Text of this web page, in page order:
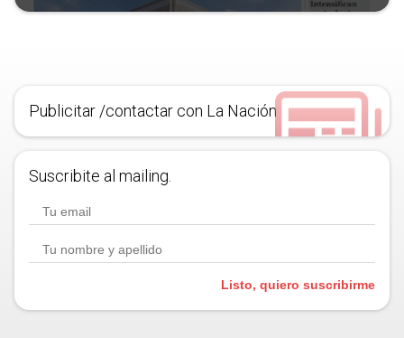
Publicitar /contactar con La Nación
Suscribite al mailing.
Listo, quiero suscribirme